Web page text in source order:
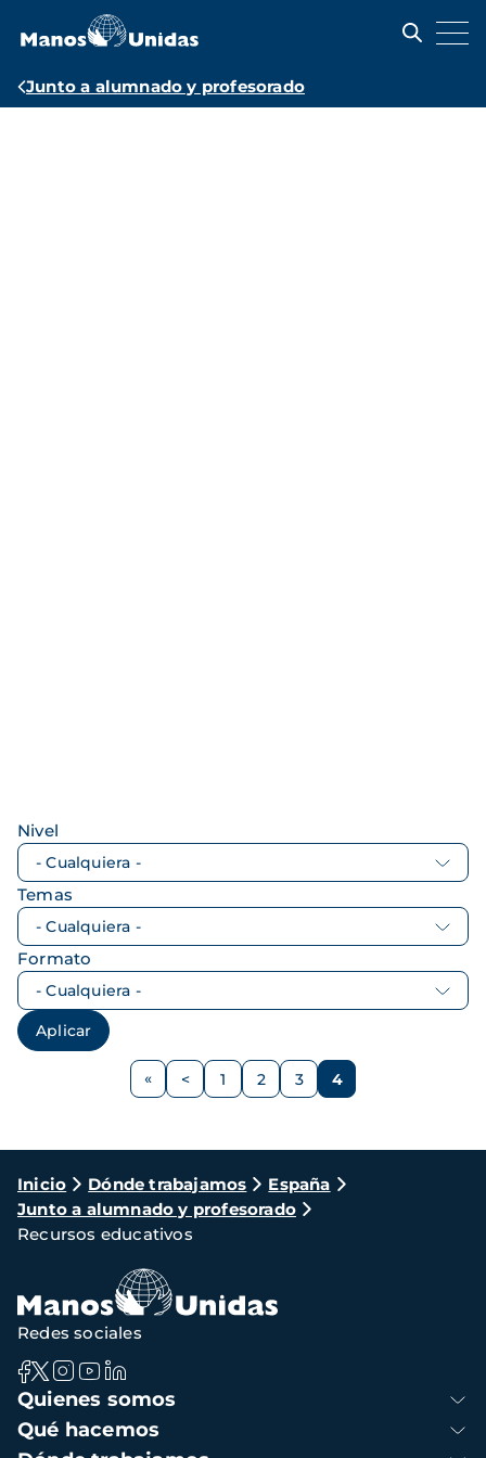
contenido
Ruta
Junto a alumnado y profesorado
Nivel
Temas
Formato
Página
< Página
1 Página
2 Página
3 Página
4
Ruta
de
navegación
Inicio Dónde trabajamos
España
Junto a alumnado y profesorado
Recursos educativos
Navegación
principal
Quienes somos
Qué hacemos
Redes sociales